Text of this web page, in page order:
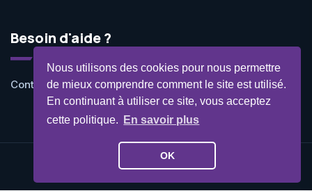
Nous utilisons des cookies pour nous permettre
de mieux comprendre comment le site est utilisé.
En continuant à utiliser ce site, vous acceptez
cette politique.
En savoir plus
OK
Besoin d'aide ?
Contactez-nous
©Geekit 2026 - Tous droits réservés